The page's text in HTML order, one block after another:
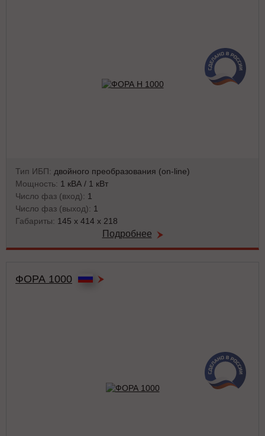
Тип ИБП: двойного преобразования (on-line)
Мощность: 1 кВА / 1 кВт
Число фаз (вход): 1
Число фаз (выход): 1
Габариты: 145 x 414 x 218
Подробнее
ФОРА 1000